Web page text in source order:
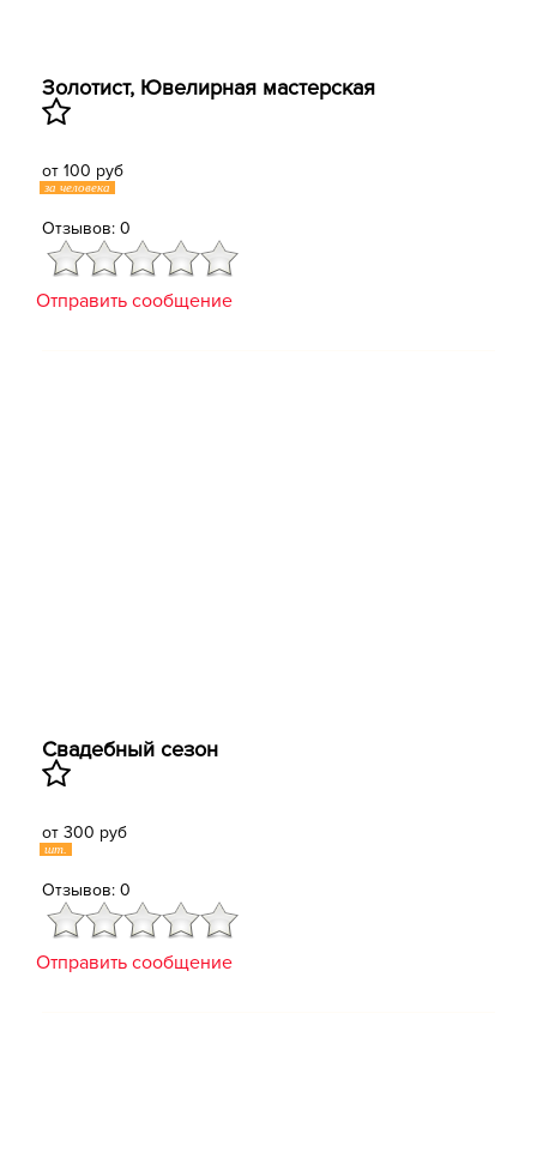
Золотист, Ювелирная мастерская
от 100 руб
за человека
Отзывов: 0
Отправить сообщение
Свадебный сезон
от 300 руб
шт.
Отзывов: 0
Отправить сообщение